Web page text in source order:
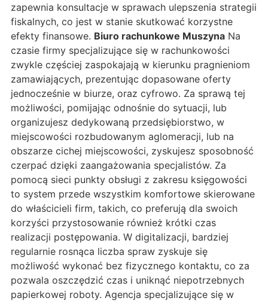
zapewnia konsultacje w sprawach ulepszenia strategii
fiskalnych, co jest w stanie skutkować korzystne
efekty finansowe. Biuro rachunkowe Muszyna Na
czasie firmy specjalizujące się w rachunkowości
zwykle częściej zaspokajają w kierunku pragnieniom
zamawiających, prezentując dopasowane oferty
jednocześnie w biurze, oraz cyfrowo. Za sprawą tej
możliwości, pomijając odnośnie do sytuacji, lub
organizujesz dedykowaną przedsiębiorstwo, w
miejscowości rozbudowanym aglomeracji, lub na
obszarze cichej miejscowości, zyskujesz sposobność
czerpać dzięki zaangażowania specjalistów. Za
pomocą sieci punkty obsługi z zakresu księgowości
to system przede wszystkim komfortowe skierowane
do właścicieli firm, takich, co preferują dla swoich
korzyści przystosowanie również krótki czas
realizacji postępowania. W digitalizacji, bardziej
regularnie rosnąca liczba spraw zyskuje się
możliwość wykonać bez fizycznego kontaktu, co za
pozwala oszczędzić czas i uniknąć niepotrzebnych
papierkowej roboty. Agencja specjalizujące się w